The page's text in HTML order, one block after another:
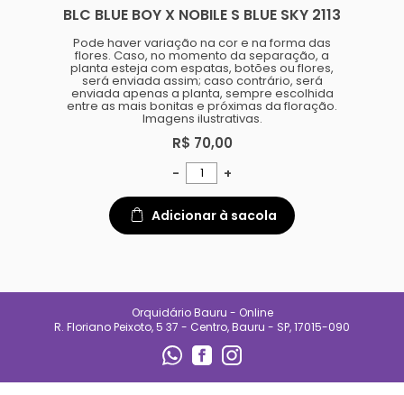
acompanhamento diário.
para quem está começando,
ajudando clientes a entender
necessidades de luz, rega e
manejo de cada espécie.
No Orquidário Bauru, cada
planta é tratada com respeito, e
cada cliente é recebido com
atenção. Nosso compromisso é
entregar qualidade, confiança e
uma experiência que incentive o
BLC BLUE BOY X NOBILE S BLUE SKY 2113
Pode haver variação na cor e na forma das
flores. Caso, no momento da separação, a
planta esteja com espatas, botões ou flores,
será enviada assim; caso contrário, será
enviada apenas a planta, sempre escolhida
entre as mais bonitas e próximas da floração.
Imagens ilustrativas.
R$ 70,00
- +
Adicionar à sacola
Orquidário Bauru - Online
R. Floriano Peixoto, 5 37 - Centro, Bauru - SP, 17015-090